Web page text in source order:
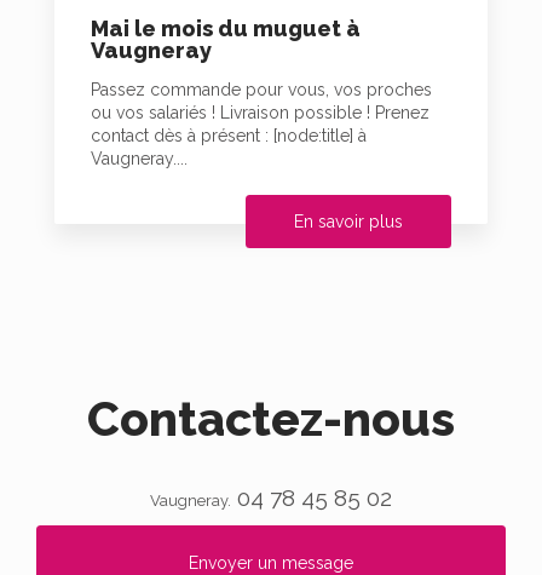
Mai le mois du muguet à
Vaugneray
Passez commande pour vous, vos proches
ou vos salariés ! Livraison possible ! Prenez
contact dès à présent : [node:title] à
Vaugneray....
En savoir plus
Contactez-nous
Vaugneray. 04 78 45 85 02
Envoyer un message